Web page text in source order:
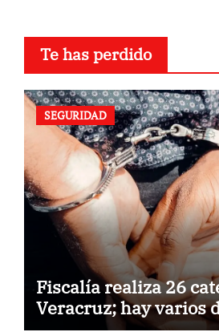
Te has perdido
SEGURIDAD
Fiscalía realiza 26
Veracruz; hay varios